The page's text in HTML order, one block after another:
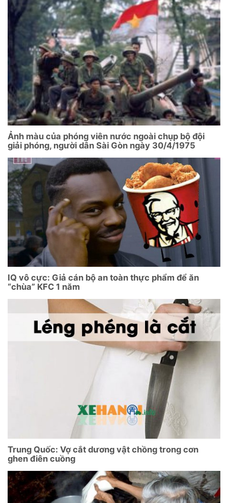
Ảnh màu của phóng viên nước ngoài chụp bộ đội
giải phóng, người dân Sài Gòn ngày 30/4/1975
IQ vô cực: Giả cán bộ an toàn thực phẩm để ăn
“chùa” KFC 1 năm
Trung Quốc: Vợ cắt dương vật chồng trong cơn
ghen điên cuồng